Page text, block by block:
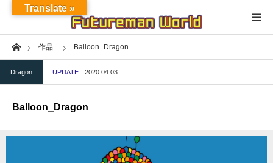
Home作品 Balloon_Dragon
Dragon UPDATE 2020.04.03
Balloon_Dragon
Home
About
Translate »